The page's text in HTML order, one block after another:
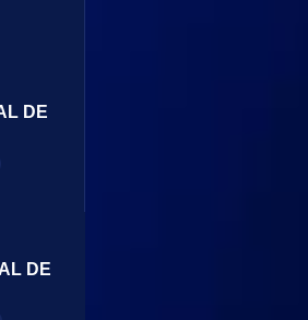
DE
DE